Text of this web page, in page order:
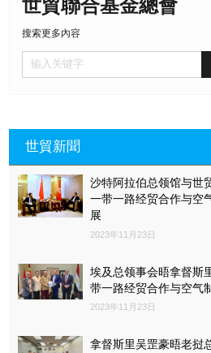
世貿聯合基金總會
搜索更多內容
世貿新聞
沙特阿拉伯总领馆与世
一带一路经贸合作与空
展
2023年11月23日
埃及总领事会晤拿督斯
带一路经贸合作与空气
2023年11月23日
拿督斯里吴罡豪晤老挝